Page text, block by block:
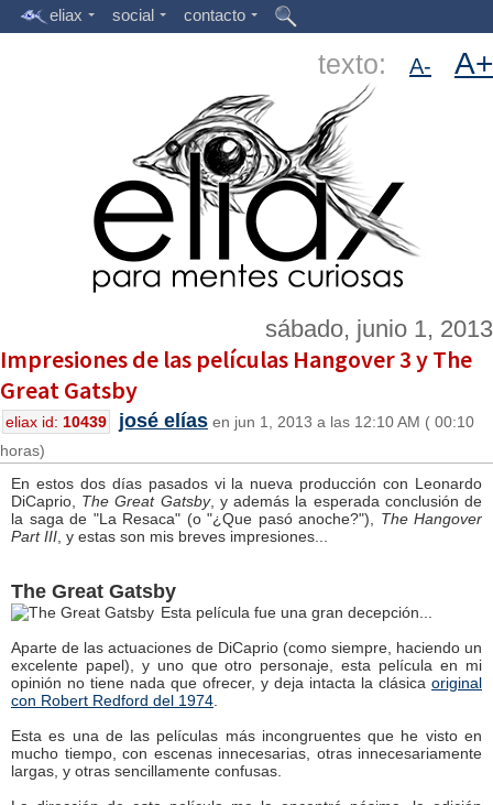
eliax social contacto
texto: A- A+
sábado, junio 1, 2013
Impresiones de las películas Hangover 3 y The
Great Gatsby
eliax id: 10439 josé elías en jun 1, 2013 a las 12:10 AM ( 00:10
horas)
En estos dos días pasados vi la nueva producción con Leonardo
DiCaprio, The Great Gatsby, y además la esperada conclusión de
la saga de "La Resaca" (o "¿Que pasó anoche?"), The Hangover
Part III , y estas son mis breves impresiones...
The Great Gatsby
Esta película fue una gran decepción...
Aparte de las actuaciones de DiCaprio (como siempre, haciendo un
excelente papel), y uno que otro personaje, esta película en mi
opinión no tiene nada que ofrecer, y deja intacta la clásica original
con Robert Redford del 1974
Esta es una de las películas más incongruentes que he visto en
mucho tiempo, con escenas innecesarias, otras innecesariamente
largas, y otras sencillamente confusas.